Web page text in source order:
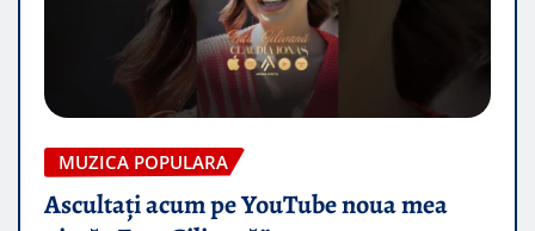
MUZICA POPULARA
Ascultați acum pe YouTube noua mea